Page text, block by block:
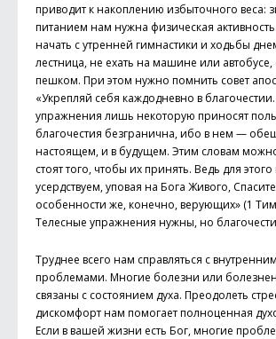
приводит к накоплению избыточного веса:
питанием нам нужна физическая
начать с утренней гимнастики и ходьбы
лестница, не ехать на машине или автобусе,
пешком. При этом нужно помнить совет
«Укрепляй себя каждодневно в
упражнения лишь некоторую приносят
благочестия безгранична, ибо в нем —
настоящем, и в будущем. Этим словам
стоят того, чтобы их принять. Ведь для
усердствуем, уповая на Бога Живого,
особенности же, конечно, верующих» (1 Тим
Телесные упражнения нужны, но
Труднее всего нам справляться с
проблемами. Многие болезни или
связаны с состоянием духа. Преодолеть
дискомфорт нам помогает полноценная
Если в вашей жизни есть Бог, многие